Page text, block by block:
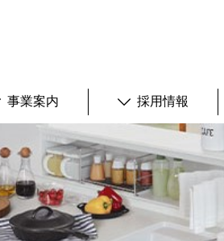
事業案内 採用情報